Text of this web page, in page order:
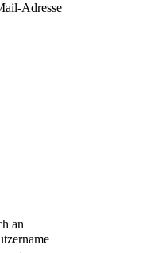
Adresse
an